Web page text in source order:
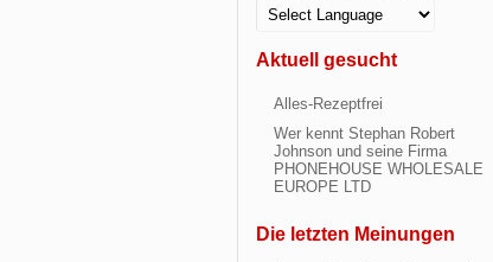
Aktuell gesucht
Alles-Rezeptfrei
Wer kennt Stephan Robert
Johnson und seine Firma
PHONEHOUSE WHOLESALE
EUROPE LTD
Die letzten Meinungen